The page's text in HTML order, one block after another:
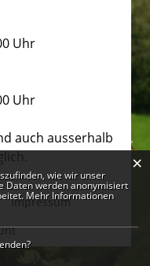
Uhr
Uhr
auch ausserhalb
Impressum
wie wir unser
Daten werden anonymisiert
Mehr Informationen
×